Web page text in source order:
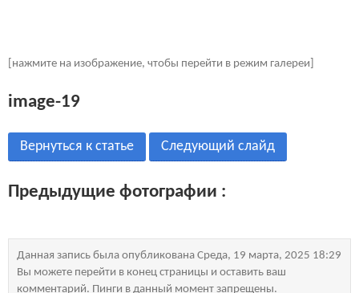
[нажмите на изображение, чтобы перейти в режим галереи]
image-19
Вернуться к статье Следующий слайд
Предыдущие фотографии :
Данная запись была опубликована Среда, 19 марта, 2025 18:29
Вы можете перейти в конец страницы и оставить ваш
комментарий. Пинги в данный момент запрещены.